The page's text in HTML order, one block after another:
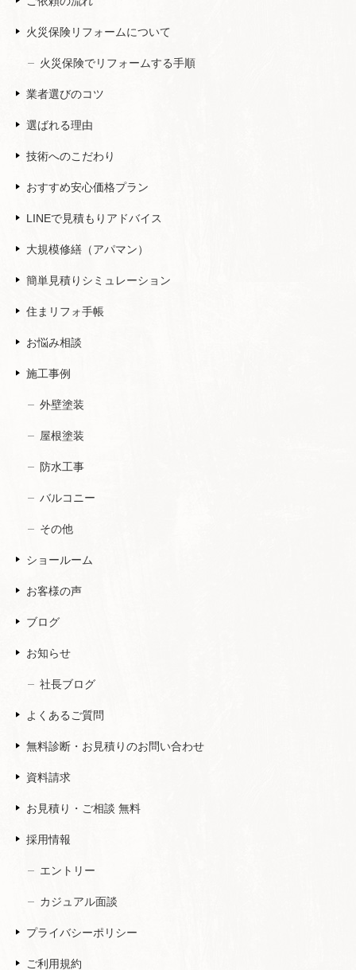
火災保険リフォームについて
火災保険でリフォームする手順
業者選びのコツ
選ばれる理由
技術へのこだわり
おすすめ安心価格プラン
LINEで見積もりアドバイス
大規模修繕（アパマン）
簡単見積りシミュレーション
住まリフォ手帳
お悩み相談
施工事例
外壁塗装
屋根塗装
防水工事
バルコニー
その他
ショールーム
お客様の声
ブログ
お知らせ
社長ブログ
よくあるご質問
無料診断・お見積りのお問い合わせ
資料請求
お見積り・ご相談 無料
採用情報
エントリー
カジュアル面談
プライバシーポリシー
ご利用規約